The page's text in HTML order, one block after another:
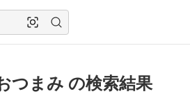
つまみ の検索結果